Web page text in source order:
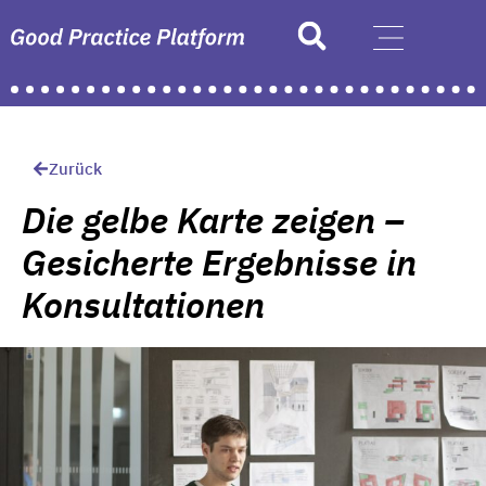
Zurück
Die gelbe Karte zeigen –
Gesicherte Ergebnisse in
Konsultationen